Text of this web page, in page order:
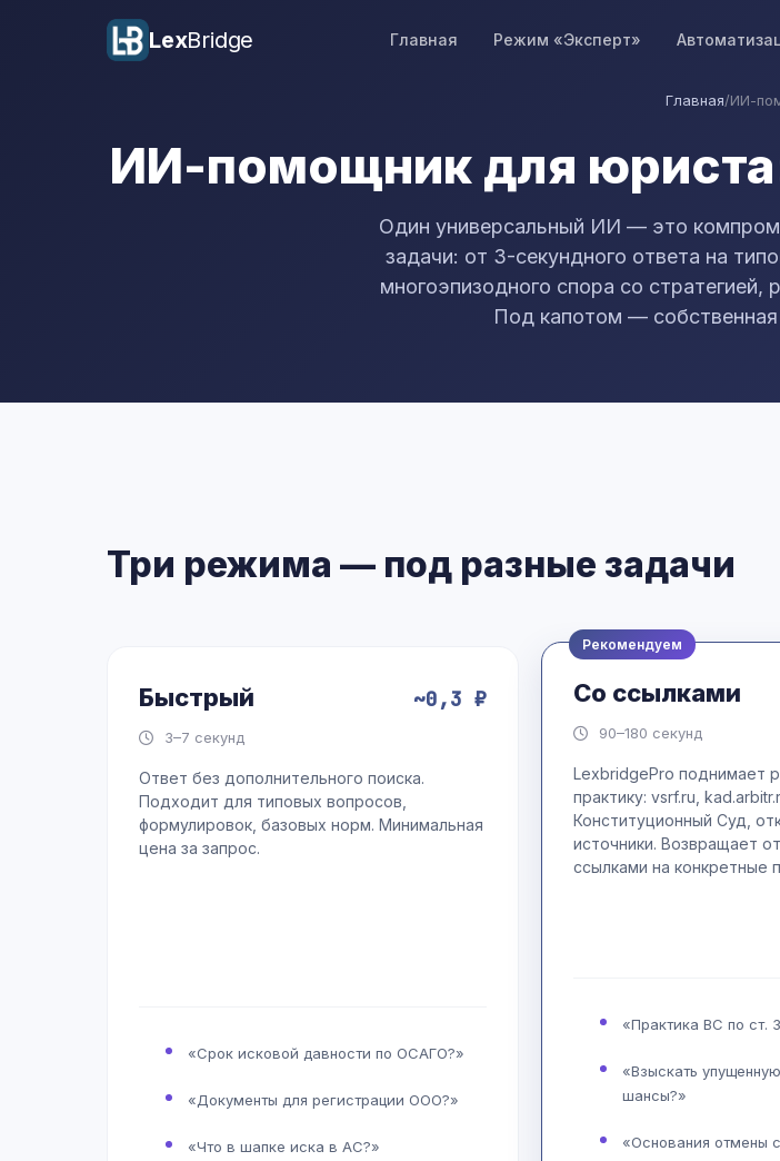
LexBridge Главная Режим «Эксперт»
Главная/ИИ-
ИИ-помощник для
Один универсальный ИИ — это
задачи: от 3-секундного ответа на
многоэпизодного спора со
Под капотом —
Три режима — под разные задачи
Быстрый ~0,3 ₽
3–7 секунд
Ответ без дополнительного поиска.
Подходит для типовых вопросов,
формулировок, базовых норм. Минимальная
цена за запрос.
«Срок исковой давности по ОСАГО?»
«Документы для регистрации ООО?»
«Что в шапке иска в АС?»
Рекомендуем
Со ссылками
90–180 секунд
LexbridgePro поднимает
практику: vsrf.ru,
Конституционный Суд,
источники. Возвращает
ссылками на конкретные
«Практика ВС по ст.
«Взыскать
шансы?»
«Основания отмены